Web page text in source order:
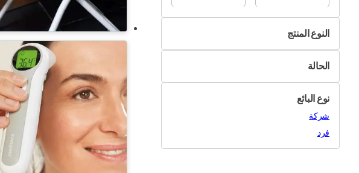
النوع المنتج
معقمات
أدوات المطبخالحالة
جديد
مستعملنوع البائع
شركة
فرد